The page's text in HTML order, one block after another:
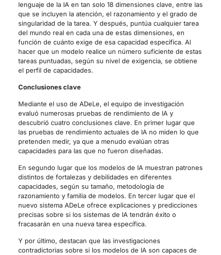
lenguaje de la IA en tan solo 18 dimensiones clave, entre las
que se incluyen la atención, el razonamiento y el grado de
singularidad de la tarea. Y después, puntúa cualquier tarea
del mundo real en cada una de estas dimensiones, en
función de cuánto exige de esa capacidad específica. Al
hacer que un modelo realice un número suficiente de estas
tareas puntuadas, según su nivel de exigencia, se obtiene
el perfil de capacidades.
Conclusiones clave
Mediante el uso de ADeLe, el equipo de investigación
evaluó numerosas pruebas de rendimiento de IA y
descubrió cuatro conclusiones clave. En primer lugar que
las pruebas de rendimiento actuales de IA no miden lo que
pretenden medir, ya que a menudo evalúan otras
capacidades para las que no fueron diseñadas.
En segundo lugar que los modelos de IA muestran patrones
distintos de fortalezas y debilidades en diferentes
capacidades, según su tamaño, metodología de
razonamiento y familia de modelos. En tercer lugar que el
nuevo sistema ADeLe ofrece explicaciones y predicciones
precisas sobre si los sistemas de IA tendrán éxito o
fracasarán en una nueva tarea específica.
Y por último, destacan que las investigaciones
contradictorias sobre si los modelos de IA son capaces de